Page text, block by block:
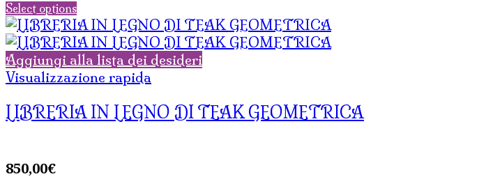
Select options
Aggiungi alla lista dei desideri
Visualizzazione rapida
LIBRERIA IN LEGNO DI TEAK GEOMETRICA
850,00€